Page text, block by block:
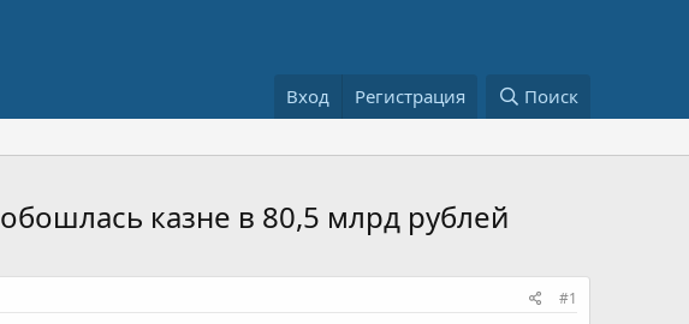
Вход Регистрация Поиск
казне в 80,5 млрд рублей
#1